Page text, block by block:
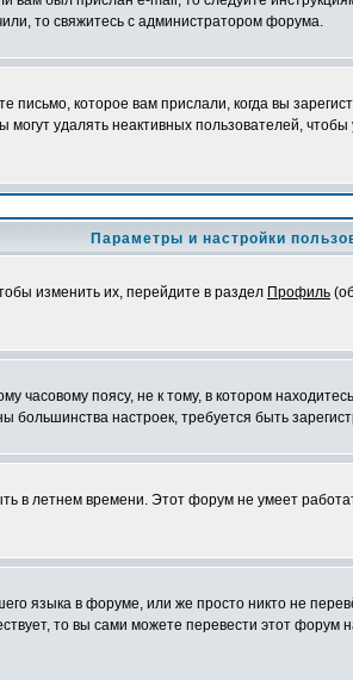
то свяжитесь с администратором форума.
которое вам прислали, когда вы
удалять неактивных пользователей,
Параметры и настройки
изменить их, перейдите в раздел Профиль
часовому поясу, не к тому, в котором
большинства настроек, требуется быть
в летнем времени. Этот форум не умеет
языка в форуме, или же просто никто не
то вы сами можете перевести этот